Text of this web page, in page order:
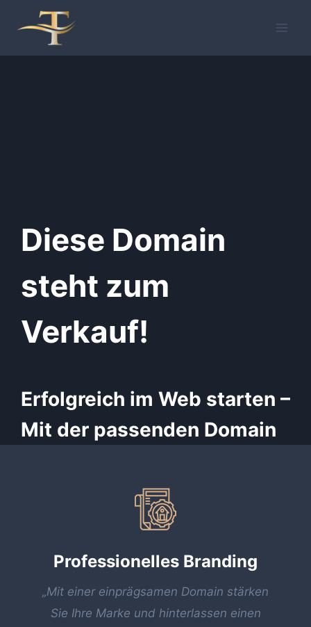
Inhalt
Diese Domain
steht zum
Verkauf!
Erfolgreich im Web starten –
Mit der passenden Domain
Professionelles Branding
„Mit einer einprägsamen Domain stärken
Sie Ihre Marke und hinterlassen einen